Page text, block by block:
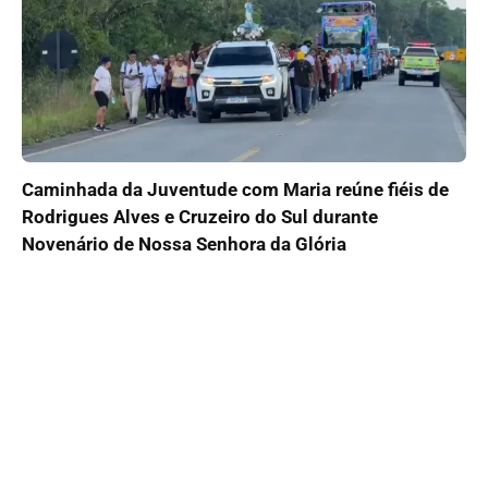
Caminhada da Juventude com Maria reúne fiéis de
Rodrigues Alves e Cruzeiro do Sul durante
Novenário de Nossa Senhora da Glória